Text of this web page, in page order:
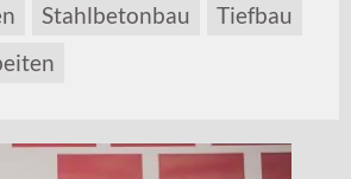
Stahlbetonbau
Tiefbau